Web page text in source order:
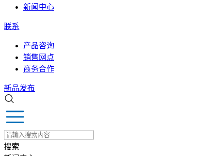
新闻中心
联系
产品咨询
销售网点
商务合作
新品发布
搜索